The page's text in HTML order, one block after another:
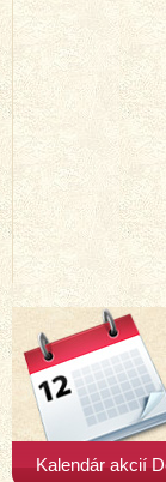
Kalendár akcií